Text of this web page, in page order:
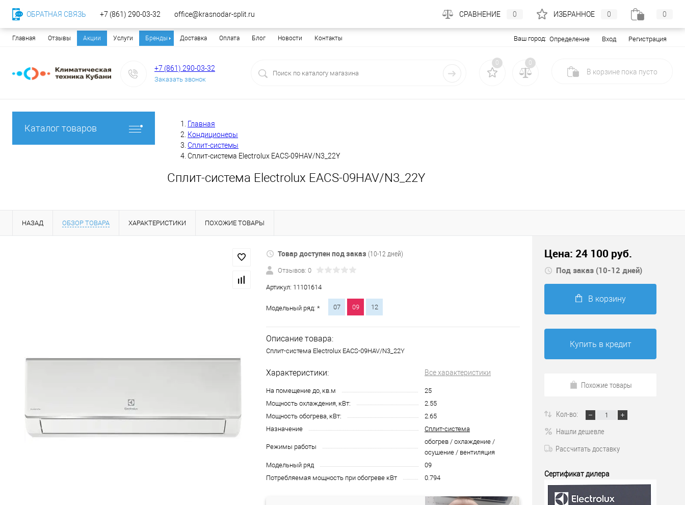
Главная Отзывы Акции Услуги Бренды Доставка Оплата Блог Новости Контакты Ваш город: Определение Вход Регистрация
+7 (861) 290-03-32
Заказать звонок
0 0
В корзине пока пусто
Каталог товаров
Главная
Кондиционеры
Сплит-системы
Сплит-система Electrolux EACS-09HAV/N3_22Y
Сплит-система Electrolux EACS-09HAV/N3_22Y
НАЗАД ОБЗОР ТОВАРА ХАРАКТЕРИСТИКИ ПОХОЖИЕ ТОВАРЫ
Товар доступен под заказ (10-12 дней)
Отзывов: 0
Артикул: 11101614
Модельный ряд: * 07 09 12
Описание товара:
Сплит-система Electrolux EACS-09HAV/N3_22Y
Характеристики: Все характеристики
На помещение до, кв.м
25
Мощность охлаждения, кВт:
2.55
Мощность обогрева, кВт:
2.65
Назначение
Сплит-система
Режимы работы
обогрев / охлаждение /
осушение / вентиляция
Модельный ряд
09
Потребляемая мощность при обогреве кВт
0.794
Цена: 24 100 руб.
Под заказ (10-12 дней)
В корзину
Купить в кредит
Похожие товары
Кол-во:
Нашли дешевле
Рассчитать доставку
Сертификат дилера
ОБРАТНАЯ СВЯЗЬ +7 (861) 290-03-32 office@krasnodar-split.ru СРАВНЕНИЕ 0 ИЗБРАННОЕ 0 0